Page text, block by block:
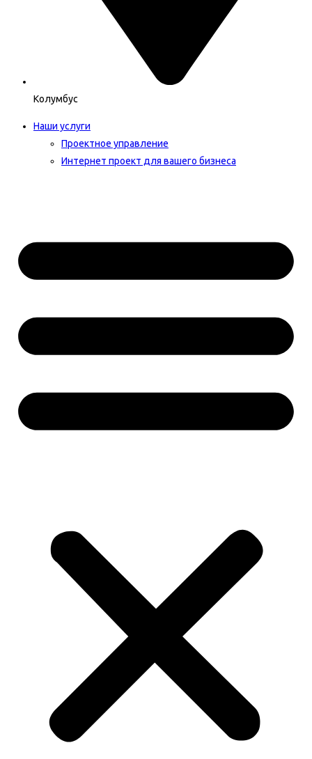
Колумбус
Наши услуги
Проектное управление
Интернет проект для вашего бизнеса​